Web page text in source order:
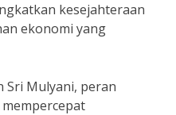
kesejahteraan
ekonomi yang
Mulyani, peran